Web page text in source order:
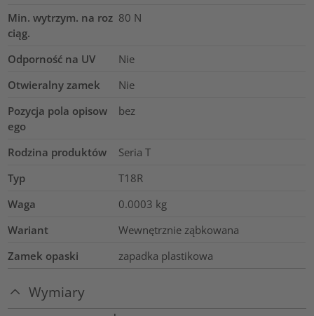
Min. wytrzym. na roz
ciąg.
80 N
Odporność na UV
Nie
Otwieralny zamek
Nie
Pozycja pola opisow
ego
bez
Rodzina produktów
Seria T
Typ
T18R
Waga
0.0003 kg
Wariant
Wewnętrznie ząbkowana
Zamek opaski
zapadka plastikowa
Wymiary